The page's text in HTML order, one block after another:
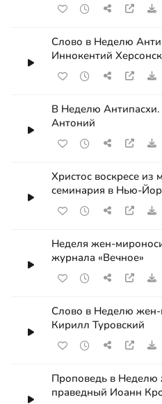
Слово в Неделю
Иннокентий
В Неделю
Антоний
Христос воскресе из
семинария в Нью-
Неделя жен-
журнала «Вечное»
Слово в Неделю жен-
Кирилл Туровский
Проповедь в Неделю
праведный Иоанн